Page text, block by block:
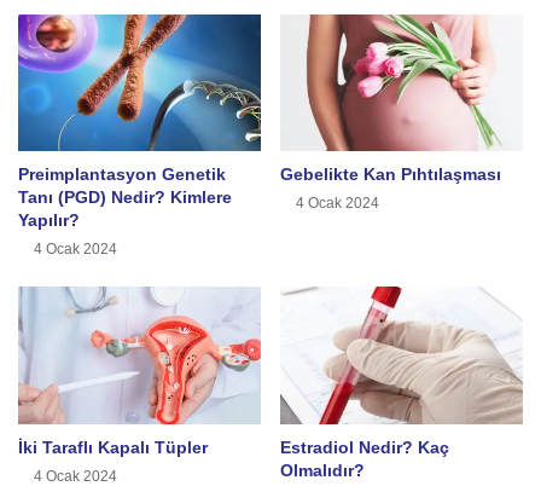
Preimplantasyon Genetik
Tanı (PGD) Nedir? Kimlere
Yapılır?
4 Ocak 2024
Gebelikte Kan Pıhtılaşması
4 Ocak 2024
İki Taraflı Kapalı Tüpler
4 Ocak 2024
Estradiol Nedir? Kaç
Olmalıdır?